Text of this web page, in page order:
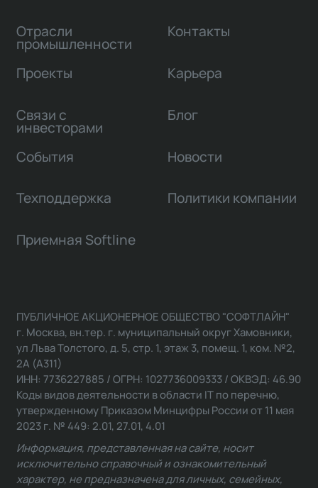
Отрасли
промышленности
Проекты
Связи с
инвесторами
Контакты
Карьера
Блог
События Новости
Техподдержка Политики компании
Приемная Softline
ПУБЛИЧНОЕ АКЦИОНЕРНОЕ ОБЩЕСТВО "СОФТЛАЙН"
г. Москва, вн.тер. г. муниципальный округ Хамовники,
ул Льва Толстого, д. 5, стр. 1, этаж 3, помещ. 1, ком. №2,
2А (А311)
ИНН: 7736227885 / ОГРН: 1027736009333 / ОКВЭД: 46.90
Коды видов деятельности в области IT по перечню,
утвержденному Приказом Минцифры России от 11 мая
2023 г. № 449: 2.01, 27.01, 4.01
Информация, представленная на сайте, носит
исключительно справочный и ознакомительный
характер, не предназначена для личных, семейных,